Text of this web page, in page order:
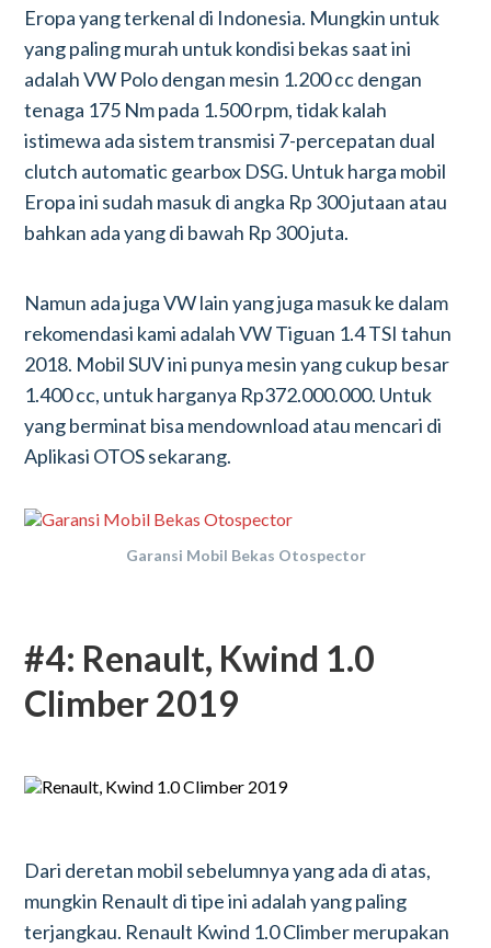
Eropa yang terkenal di Indonesia. Mungkin untuk
yang paling murah untuk kondisi bekas saat ini
adalah VW Polo dengan mesin 1.200 cc dengan
tenaga 175 Nm pada 1.500 rpm, tidak kalah
istimewa ada sistem transmisi 7-percepatan dual
clutch automatic gearbox DSG. Untuk harga mobil
Eropa ini sudah masuk di angka Rp 300 jutaan atau
bahkan ada yang di bawah Rp 300 juta.
Namun ada juga VW lain yang juga masuk ke dalam
rekomendasi kami adalah VW Tiguan 1.4 TSI tahun
2018. Mobil SUV ini punya mesin yang cukup besar
1.400 cc, untuk harganya Rp372.000.000. Untuk
yang berminat bisa mendownload atau mencari di
Aplikasi OTOS sekarang.
Garansi Mobil Bekas Otospector
#4: Renault, Kwind 1.0
Climber 2019
Dari deretan mobil sebelumnya yang ada di atas,
mungkin Renault di tipe ini adalah yang paling
terjangkau. Renault Kwind 1.0 Climber merupakan